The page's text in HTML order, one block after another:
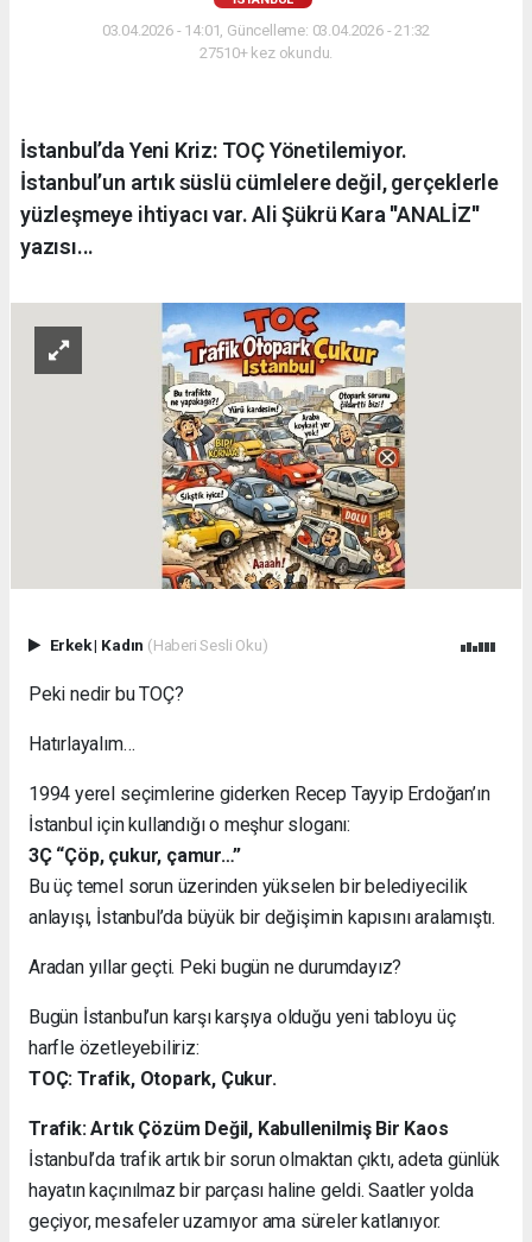
03.04.2026 - 14:01, Güncelleme: 03.04.2026 - 21:32
27510+ kez okundu.
İstanbul’da Yeni Kriz: TOÇ Yönetilemiyor.
İstanbul’un artık süslü cümlelere değil, gerçeklerle
yüzleşmeye ihtiyacı var. Ali Şükrü Kara ''ANALİZ''
yazısı...
Erkek| Kadın (Haberi Sesli Oku)
Peki nedir bu TOÇ?
Hatırlayalım…
1994 yerel seçimlerine giderken Recep Tayyip Erdoğan’ın
İstanbul için kullandığı o meşhur sloganı:
3Ç “Çöp, çukur, çamur…”
Bu üç temel sorun üzerinden yükselen bir belediyecilik
anlayışı, İstanbul’da büyük bir değişimin kapısını aralamıştı.
Aradan yıllar geçti. Peki bugün ne durumdayız?
Bugün İstanbul’un karşı karşıya olduğu yeni tabloyu üç
harfle özetleyebiliriz:
TOÇ: Trafik, Otopark, Çukur.
Trafik: Artık Çözüm Değil, Kabullenilmiş Bir Kaos
İstanbul’da trafik artık bir sorun olmaktan çıktı, adeta günlük
hayatın kaçınılmaz bir parçası haline geldi. Saatler yolda
geçiyor, mesafeler uzamıyor ama süreler katlanıyor.